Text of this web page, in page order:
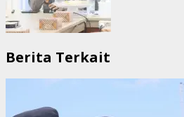
Berita Terkait